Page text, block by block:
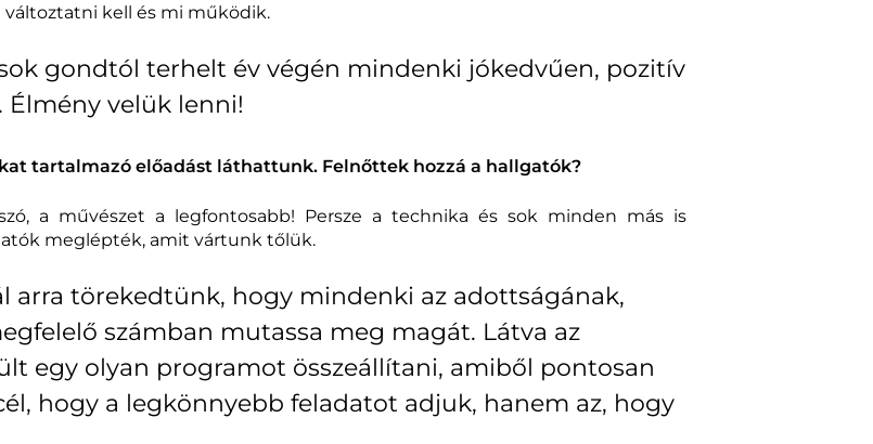
kell és mi működik.
gondtól terhelt év végén mindenki jókedvűen, pozitív
velük lenni!
tartalmazó előadást láthattunk. Felnőttek hozzá a hallgatók?
a művészet a legfontosabb! Persze a technika és sok minden más is
meglépték, amit vártunk tőlük.
arra törekedtünk, hogy mindenki az adottságának,
számban mutassa meg magát. Látva az
egy olyan programot összeállítani, amiből pontosan
hogy a legkönnyebb feladatot adjuk, hanem az, hogy